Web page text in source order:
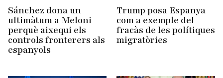
Sánchez dona un
ultimàtum a Meloni
perquè aixequi els
controls fronterers als
espanyols
Trump posa Espanya
com a exemple del
fracàs de les polítiques
migratòries